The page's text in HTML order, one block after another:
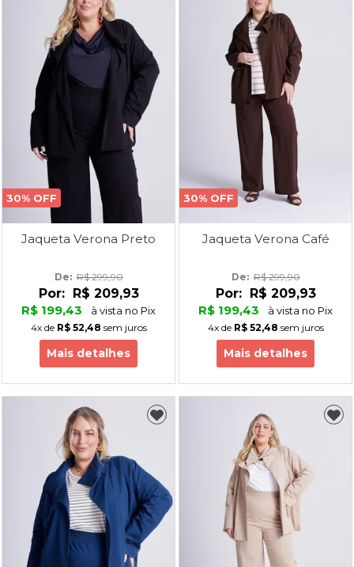
30% OFF
Jaqueta Verona Preto
De: R$ 299,90
Por: R$ 209,93
R$ 199,43
à vista no Pix
4xde R$ 52,48 sem juros
Mais detalhes
30% OFF
Jaqueta Verona Café
De: R$ 299,90
Por: R$ 209,93
R$ 199,43
à vista no Pix
4xde R$ 52,48 sem juros
Mais detalhes